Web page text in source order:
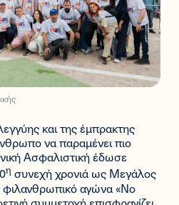
και της έμπρακτης
να παραμένει πιο
Ασφαλιστική έδωσε
η συνεχή χρονιά ως Μεγάλος
αγώνα «No